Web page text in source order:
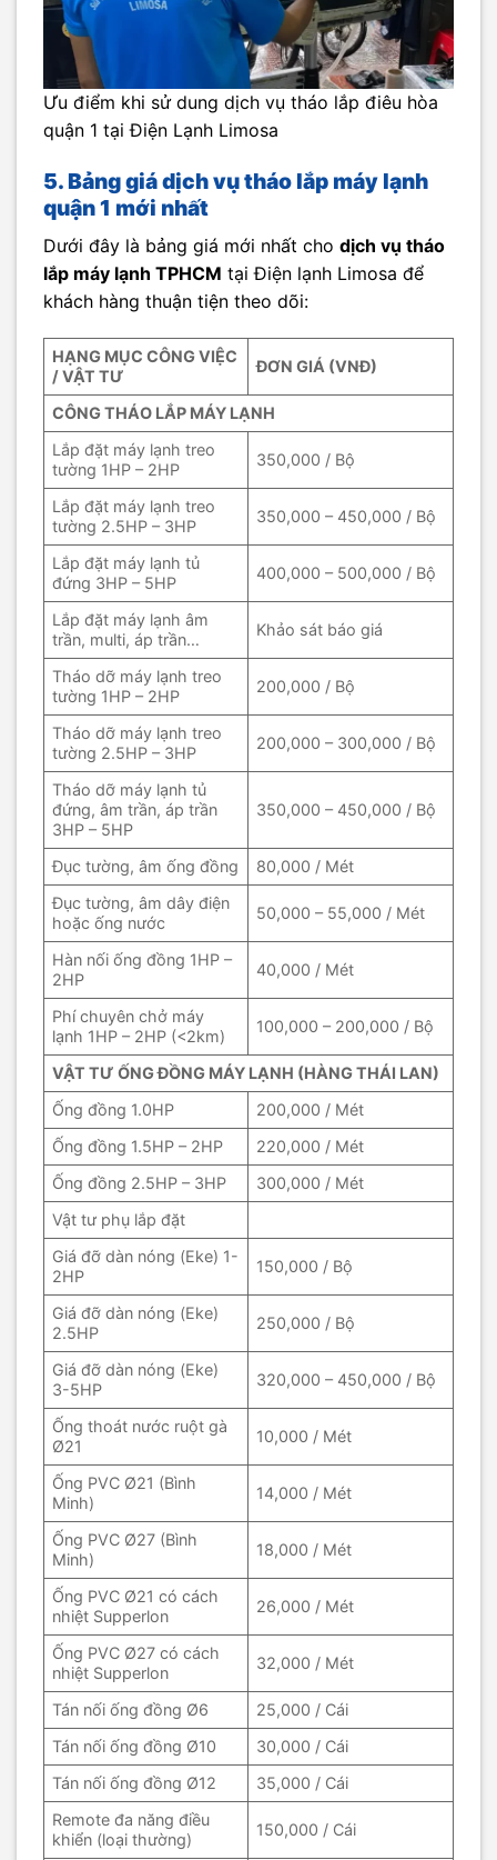
Ưu điểm khi sử dung dịch vụ tháo lắp điêu hòa
quận 1 tại Điện Lạnh Limosa
5. Bảng giá dịch vụ tháo lắp máy lạnh
quận 1 mới nhất
Dưới đây là bảng giá mới nhất cho dịch vụ tháo
lắp máy lạnh TPHCM tại Điện lạnh Limosa để
khách hàng thuận tiện theo dõi:
HẠNG MỤC CÔNG VIỆC
/ VẬT TƯ
ĐƠN GIÁ (VNĐ)
CÔNG THÁO LẮP MÁY LẠNH
Lắp đặt máy lạnh treo
tường 1HP – 2HP
350,000 / Bộ
Lắp đặt máy lạnh treo
tường 2.5HP – 3HP
350,000 – 450,000 / Bộ
Lắp đặt máy lạnh tủ
đứng 3HP – 5HP
400,000 – 500,000 / Bộ
Lắp đặt máy lạnh âm
trần, multi, áp trần…
Khảo sát báo giá
Tháo dỡ máy lạnh treo
tường 1HP – 2HP
200,000 / Bộ
Tháo dỡ máy lạnh treo
tường 2.5HP – 3HP
200,000 – 300,000 / Bộ
Tháo dỡ máy lạnh tủ
đứng, âm trần, áp trần
3HP – 5HP
350,000 – 450,000 / Bộ
Đục tường, âm ống đồng
80,000 / Mét
Đục tường, âm dây điện
hoặc ống nước
50,000 – 55,000 / Mét
Hàn nối ống đồng 1HP –
2HP
40,000 / Mét
Phí chuyên chở máy
lạnh 1HP – 2HP (<2km)
100,000 – 200,000 / Bộ
VẬT TƯ ỐNG ĐỒNG MÁY LẠNH (HÀNG THÁI LAN)
Ống đồng 1.0HP
200,000 / Mét
Ống đồng 1.5HP – 2HP
220,000 / Mét
Ống đồng 2.5HP – 3HP
300,000 / Mét
Vật tư phụ lắp đặt
Giá đỡ dàn nóng (Eke) 1-
2HP
150,000 / Bộ
Giá đỡ dàn nóng (Eke)
2.5HP
250,000 / Bộ
Giá đỡ dàn nóng (Eke)
3-5HP
320,000 – 450,000 / Bộ
Ống thoát nước ruột gà
Ø21
10,000 / Mét
Ống PVC Ø21 (Bình
Minh)
14,000 / Mét
Ống PVC Ø27 (Bình
Minh)
18,000 / Mét
Ống PVC Ø21 có cách
nhiệt Supperlon
26,000 / Mét
Ống PVC Ø27 có cách
nhiệt Supperlon
32,000 / Mét
Tán nối ống đồng Ø6
25,000 / Cái
Tán nối ống đồng Ø10
30,000 / Cái
Tán nối ống đồng Ø12
35,000 / Cái
Remote đa năng điều
khiển (loại thường)
150,000 / Cái